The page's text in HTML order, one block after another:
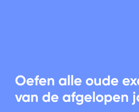
Oefen alle oude
van de afgelopen